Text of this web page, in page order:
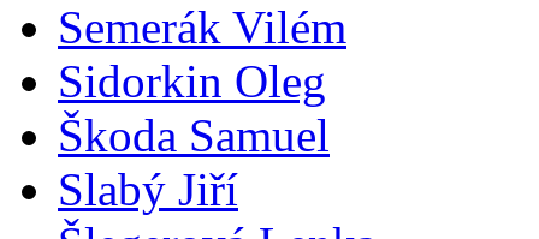
Semerák Vilém
Sidorkin Oleg
Škoda Samuel
Slabý Jiří